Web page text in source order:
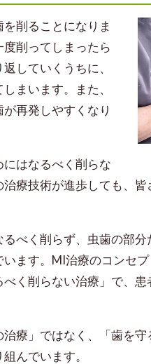
削ることになりま
削ってしまったら
していくうちに、
まいます。また、
再発しやすくなり
はなるべく削らな
療技術が進歩しても、
べく削らず、虫歯の部
ます。MI治療のコンセ
く削らない治療」で、
療」ではなく、「歯を
んでいます。